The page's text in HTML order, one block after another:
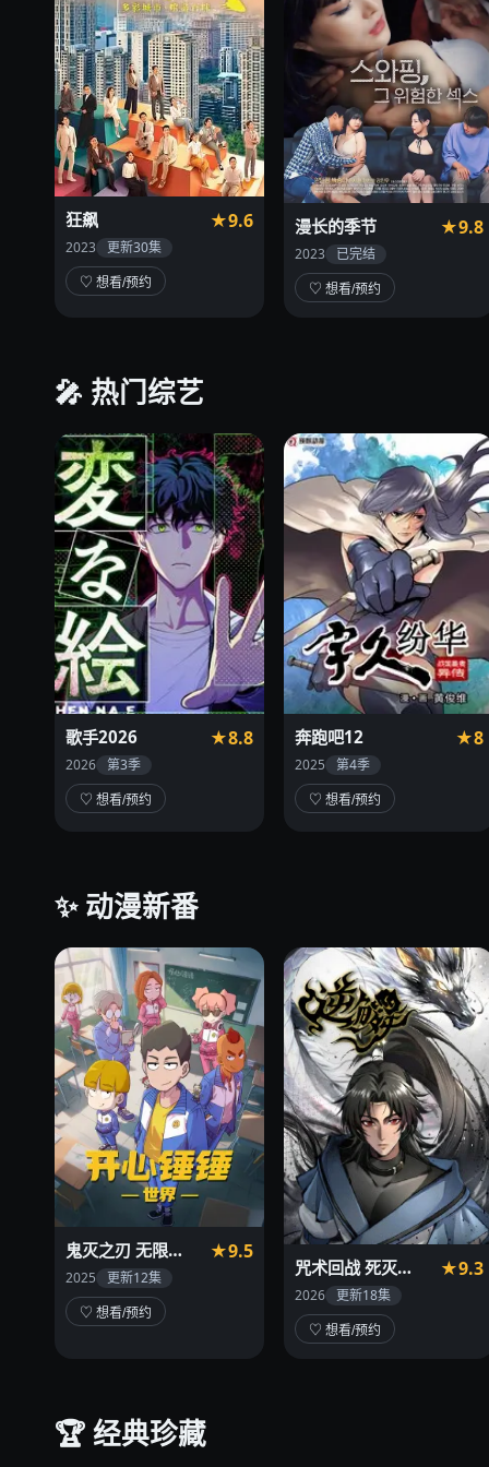
狂飙 ★9.6
2023 更新30集
♡ 想看/预约
漫长的季节 ★9.8
2023 已完结
♡ 想看/预约
🎤 热门综艺
歌手2026 ★8.8
2026 第3季
♡ 想看/预约
奔跑吧12 ★8
2025 第4季
♡ 想看/预约
✨ 动漫新番
鬼灭之刃 无限城篇 ★9.5
2025 更新12集
♡ 想看/预约
咒术回战 死灭回游 ★9.3
2026 更新18集
♡ 想看/预约
🏆 经典珍藏